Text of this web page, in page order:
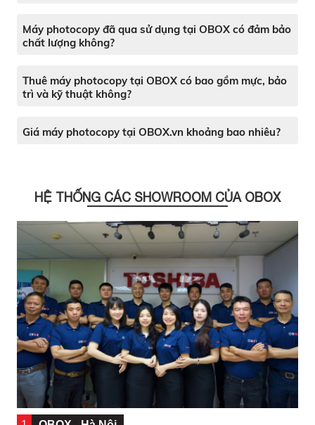
Máy photocopy đã qua sử dụng tại OBOX có đảm bảo
chất lượng không?
Thuê máy photocopy tại OBOX có bao gồm mực, bảo
trì và kỹ thuật không?
Giá máy photocopy tại OBOX.vn khoảng bao nhiêu?
HỆ THỐNG CÁC SHOWROOM CỦA OBOX